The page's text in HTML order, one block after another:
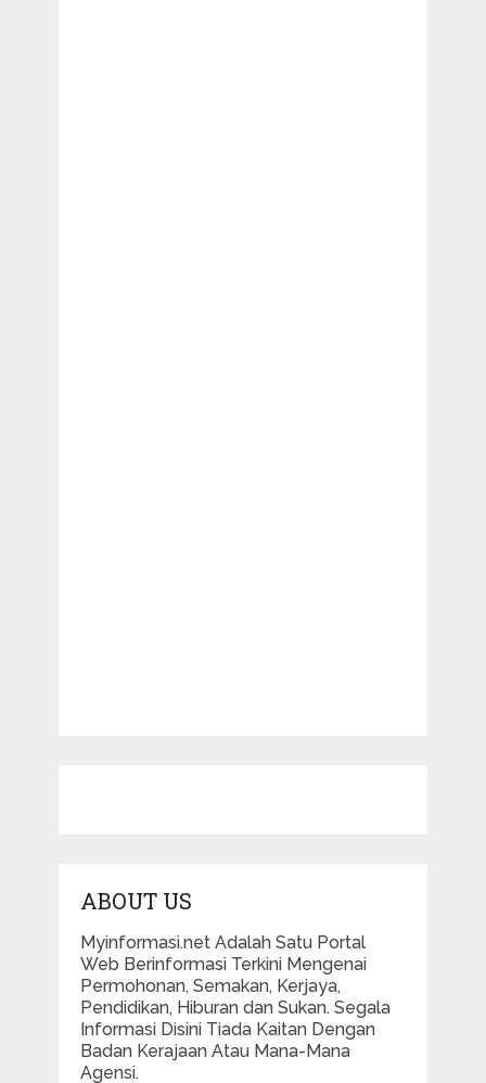
ABOUT US
Myinformasi.net Adalah Satu Portal
Web Berinformasi Terkini Mengenai
Permohonan, Semakan, Kerjaya,
Pendidikan, Hiburan dan Sukan. Segala
Informasi Disini Tiada Kaitan Dengan
Badan Kerajaan Atau Mana-Mana
Agensi.